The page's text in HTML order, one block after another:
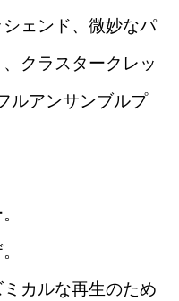
ェンド、微妙なパ
クラスタークレッ
ルアンサンブルプ
カルな再生のため